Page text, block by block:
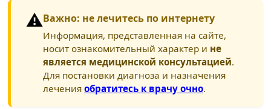
⚠️Важно: не лечитесь по интернету
Информация, представленная на сайте,
носит ознакомительный характер и не
является медицинской консультацией.
Для постановки диагноза и назначения
лечения обратитесь к врачу очно.